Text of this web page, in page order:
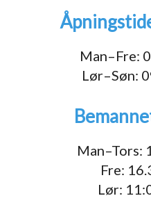
Man–Fre:
Lør–Søn:
Man–Tors:
Fre:
Lør: